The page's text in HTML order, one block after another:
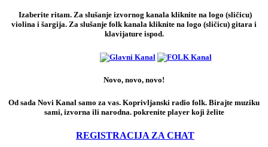
Izaberite ritam. Za slušanje izvornog kanala kliknite na logo (sličicu)
violina i šargija. Za slušanje folk kanala kliknite na logo (sličicu) gitara i
klavijature ispod.
Novo, novo, novo!
Od sada Novi Kanal samo za vas. Koprivljanski radio folk. Birajte muziku
sami, izvorna ili narodna. pokrenite player koji želite
REGISTRACIJA ZA CHAT